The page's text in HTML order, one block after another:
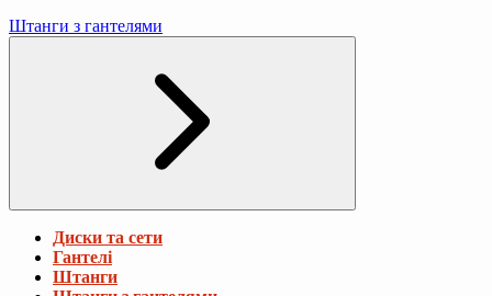
Штанги з гантелями
Диски та сети
Гантелі
Штанги